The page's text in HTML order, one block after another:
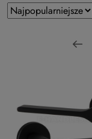
Zastosowano
sortowanie:
Najpopularniejsze.
Sortuj
według